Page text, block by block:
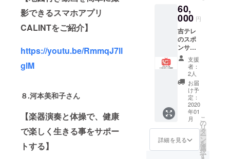
影できるスマホアプリ
CALINTをご紹介】
https://youtu.be/RmmqJ7ll
glM
８.河本美和子さん
【楽器演奏と体操で、健康
で楽しく生きる事をサポー
トする】
を浮か
せて除
去、ワ
ントー
ン明る
い歯
に。同
時に
コー
ティン
グする
のでツ
ルツル
の歯に
なりま
す。
②LED
名様ま
で） ※
出張範
囲：日
本国内
※交通費
のご負
担をお
願い申
し上げ
ます。
※要ご予
約：ご
支援頂
きまし
た方に
予約方
60,
000 円
吉テレ
のスポ
ンサー
をご購
入いた
だいた
方に
は、 １
５秒の
ＣＭ動
画をリ
ターン
とさせ
ていた
だきま
す。 Ｃ
支援
者：
2人
お届
け予
定：
2020
年01
月
詳細を見る
こ
の
リ
タ
ー
ン
を
選
択
す